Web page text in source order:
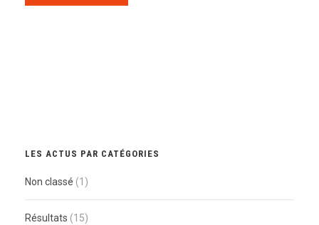
LES ACTUS PAR CATÉGORIES
Non classé (1)
Résultats (15)